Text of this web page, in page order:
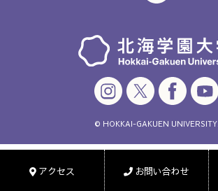
© HOKKAI-GAKUEN UNIVERSITY.
アクセス お問い合わせ